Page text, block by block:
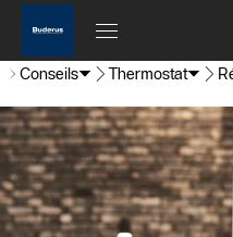
Conseils Thermostat